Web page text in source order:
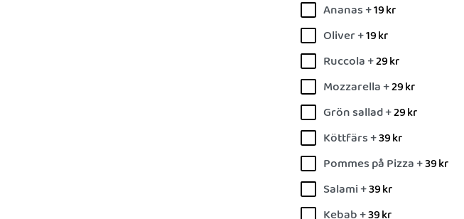
Ananas +19kr
Oliver +19kr
Ruccola +29kr
Mozzarella +29kr
Grön sallad +29kr
Köttfärs +39kr
Pommes på Pizza +39kr
Salami +39kr
Kebab +39kr